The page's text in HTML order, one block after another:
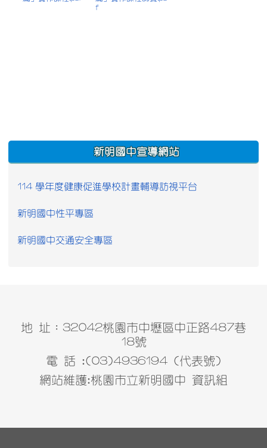
f
:::
新明國中宣導網站
114 學年度健康促進學校計畫輔導訪視平台
新明國中性平專區
新明國中交通安全專區
地 址：32042桃園市中壢區中正路487巷
18號
電 話 :(03)4936194 (代表號)
網站維護:桃園市立新明國中 資訊組